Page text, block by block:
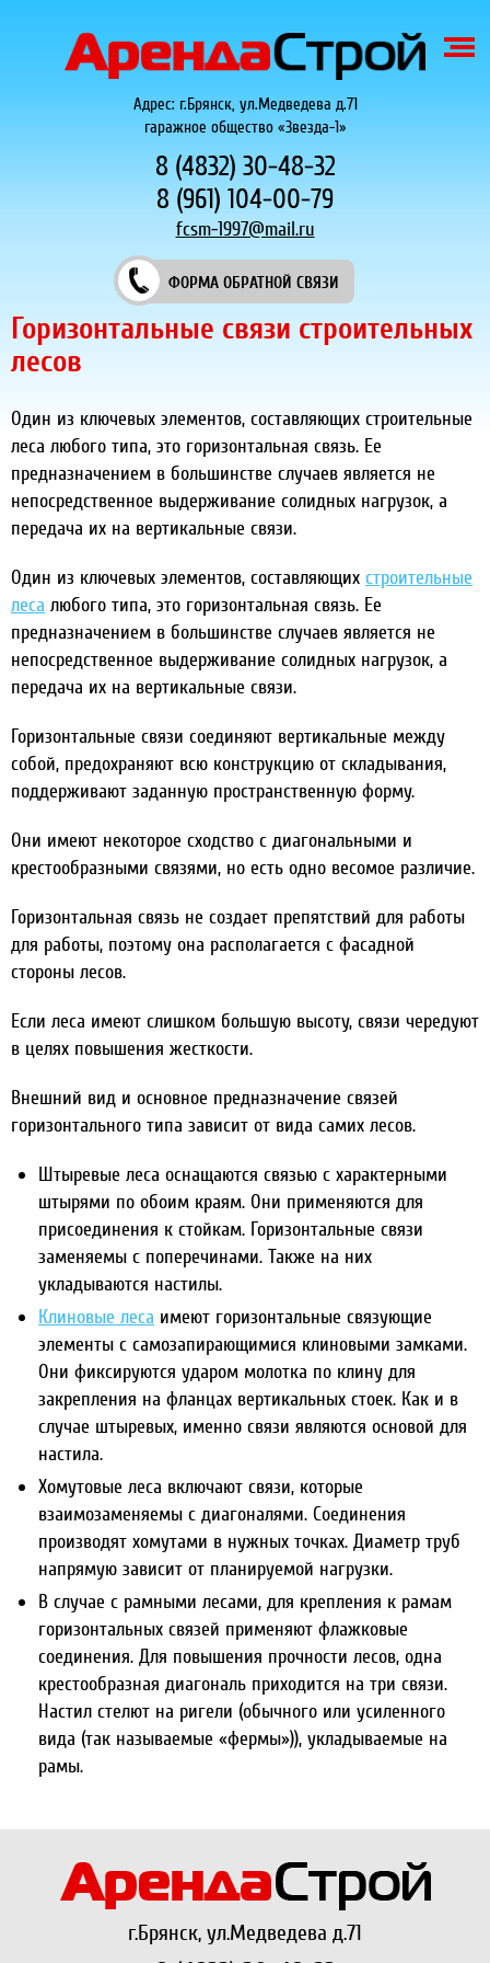
Адрес: г.Брянск, ул.Медведева д.71
гаражное общество «Звезда-1»
8 (4832) 30-48-32
8 (961) 104-00-79
fcsm-1997@mail.ru
ФОРМА ОБРАТНОЙ СВЯЗИ
Горизонтальные связи строительных
лесов
Один из ключевых элементов, составляющих строительные
леса любого типа, это горизонтальная связь. Ее
предназначением в большинстве случаев является не
непосредственное выдерживание солидных нагрузок, а
передача их на вертикальные связи.
Один из ключевых элементов, составляющих строительные
леса любого типа, это горизонтальная связь. Ее
предназначением в большинстве случаев является не
непосредственное выдерживание солидных нагрузок, а
передача их на вертикальные связи.
Горизонтальные связи соединяют вертикальные между
собой, предохраняют всю конструкцию от складывания,
поддерживают заданную пространственную форму.
Они имеют некоторое сходство с диагональными и
крестообразными связями, но есть одно весомое различие.
Горизонтальная связь не создает препятствий для работы
для работы, поэтому она располагается с фасадной
стороны лесов.
Если леса имеют слишком большую высоту, связи чередуют
в целях повышения жесткости.
Внешний вид и основное предназначение связей
горизонтального типа зависит от вида самих лесов.
Штыревые леса оснащаются связью с характерными
штырями по обоим краям. Они применяются для
присоединения к стойкам. Горизонтальные связи
заменяемы с поперечинами. Также на них
укладываются настилы.
Клиновые леса имеют горизонтальные связующие
элементы с самозапирающимися клиновыми замками.
Они фиксируются ударом молотка по клину для
закрепления на фланцах вертикальных стоек. Как и в
случае штыревых, именно связи являются основой для
настила.
Хомутовые леса включают связи, которые
взаимозаменяемы с диагоналями. Соединения
производят хомутами в нужных точках. Диаметр труб
напрямую зависит от планируемой нагрузки.
В случае с рамными лесами, для крепления к рамам
горизонтальных связей применяют флажковые
соединения. Для повышения прочности лесов, одна
крестообразная диагональ приходится на три связи.
Настил стелют на ригели (обычного или усиленного
вида (так называемые «фермы»)), укладываемые на
рамы.
г.Брянск, ул.Медведева д.71